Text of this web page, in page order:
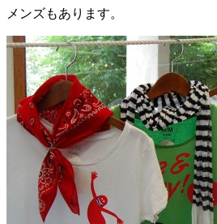
メンズもあります。